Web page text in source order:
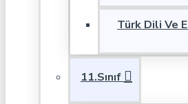
Türk Dili Ve
11.Sınıf